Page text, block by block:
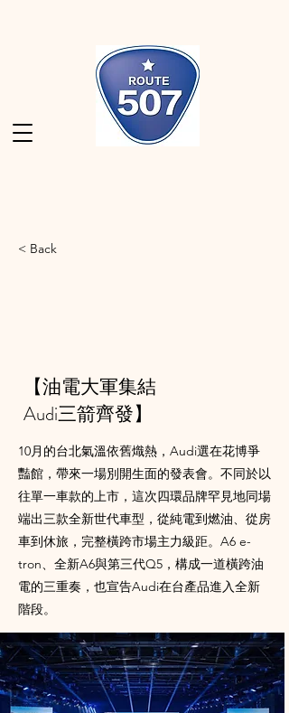
< Back
【油電大軍集結
Audi三箭齊發】
10月的台北氣溫依舊熾熱，Audi選在花博爭
豔館，帶來一場別開生面的發表會。不同於以
往單一車款的上市，這次四環品牌罕見地同場
端出三款全新世代車型，從純電到燃油、從房
車到休旅，完整橫跨市場主力級距。A6 e-
tron、全新A6與第三代Q5，構成一道橫跨油
電的三重奏，也宣告Audi在台產品進入全新
階段。